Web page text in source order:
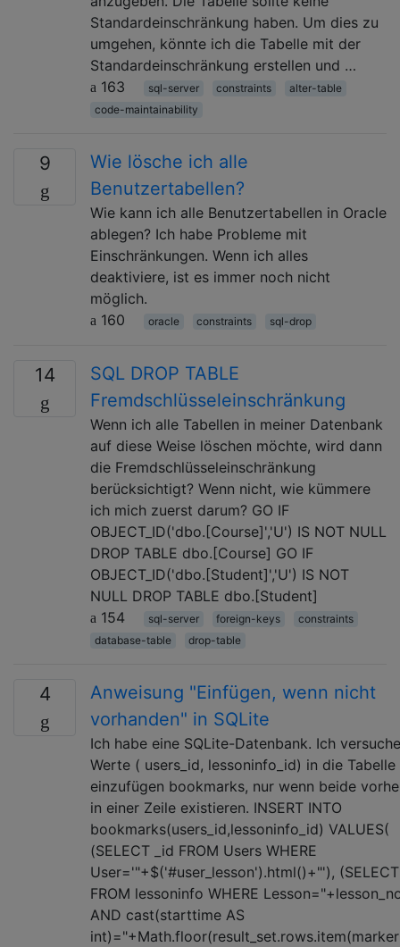
Standardeinschränkung haben. Um dies zu
umgehen, könnte ich die Tabelle mit der
Standardeinschränkung erstellen und …
163
sql-server constraints
alter-table
code-maintainability
9
Wie lösche ich alle
Benutzertabellen?
Wie kann ich alle Benutzertabellen in Oracle
ablegen? Ich habe Probleme mit
Einschränkungen. Wenn ich alles
deaktiviere, ist es immer noch nicht
möglich.
160
oracle constraints sql-drop
14
SQL DROP TABLE
Fremdschlüsseleinschränkung
Wenn ich alle Tabellen in meiner Datenbank
auf diese Weise löschen möchte, wird dann
die Fremdschlüsseleinschränkung
berücksichtigt? Wenn nicht, wie kümmere
ich mich zuerst darum? GO IF
OBJECT_ID('dbo.[Course]','U') IS NOT NULL
DROP TABLE dbo.[Course] GO IF
OBJECT_ID('dbo.[Student]','U') IS NOT
NULL DROP TABLE dbo.[Student]
154
sql-server foreign-keys
constraints
database-table
drop-table
4
Anweisung "Einfügen, wenn nicht
vorhanden" in SQLite
Ich habe eine SQLite-Datenbank. Ich
Werte ( users_id, lessoninfo_id) in die Tabelle
einzufügen bookmarks, nur wenn beide
in einer Zeile existieren. INSERT INTO
bookmarks(users_id,lessoninfo_id) VALUES(
(SELECT _id FROM Users WHERE
User='"+$('#user_lesson').html()+"'),
FROM lessoninfo WHERE
AND cast(starttime AS